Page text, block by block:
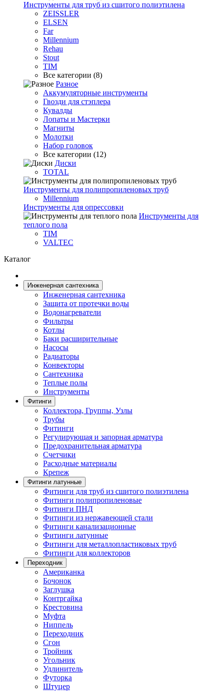
Инструменты для труб из сшитого полиэтилена
ZEISSLER
ELSEN
Far
Millennium
Rehau
Stout
TIM
Все категории (8)
Разное
Аккумуляторные инструменты
Гвозди для стэплера
Кувалды
Лопаты и Мастерки
Магниты
Молотки
Набор головок
Все категории (12)
Диски
TOTAL
Инструменты для полипропиленовых труб
Millennium
Инструменты для опрессовки
Инструменты для
теплого пола
TIM
VALTEC
Каталог
Инженерная сантехника
Инженерная сантехника
Защита от протечки воды
Водонагреватели
Фильтры
Котлы
Баки расширительные
Насосы
Радиаторы
Конвекторы
Сантехника
Теплые полы
Инструменты
Фитинги
Коллектора, Группы, Узлы
Трубы
Фитинги
Регулирующая и запорная арматура
Предохранительная арматура
Счетчики
Расходные материалы
Крепеж
Фитинги латунные
Фитинги для труб из сшитого полиэтилена
Фитинги полипропиленовые
Фитинги ПНД
Фитинги из нержавеющей стали
Фитинги канализационные
Фитинги латунные
Фитинги для металлопластиковых труб
Фитинги для коллекторов
Переходник
Американка
Бочонок
Заглушка
Контргайка
Крестовина
Муфта
Ниппель
Переходник
Сгон
Тройник
Угольник
Удлинитель
Футорка
Штуцер